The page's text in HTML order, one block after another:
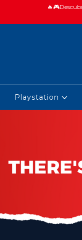
Playstation